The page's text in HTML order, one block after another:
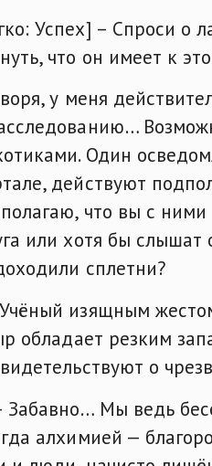
Успех] – Спроси о
что он имеет к
у меня
Один
действуют
что вы с
или хотя бы слышат
сплетни?
изящным
обладает резким
о
Забавно… Мы ведь
алхимией —